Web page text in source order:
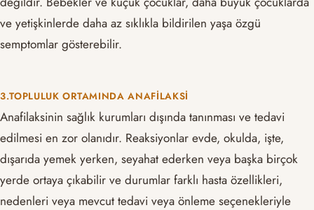
ve yetişkinlerde daha az sıklıkla bildirilen yaşa özgü
semptomlar gösterebilir.
3.TOPLULUK ORTAMINDA ANAFILAKSI
Anafilaksinin sağlık kurumları dışında tanınması ve tedavi
edilmesi en zor olanıdır. Reaksiyonlar evde, okulda, işte,
dışarıda yemek yerken, seyahat ederken veya başka birçok
yerde ortaya çıkabilir ve durumlar farklı hasta özellikleri,
nedenleri veya mevcut tedavi veya önleme seçenekleriyle